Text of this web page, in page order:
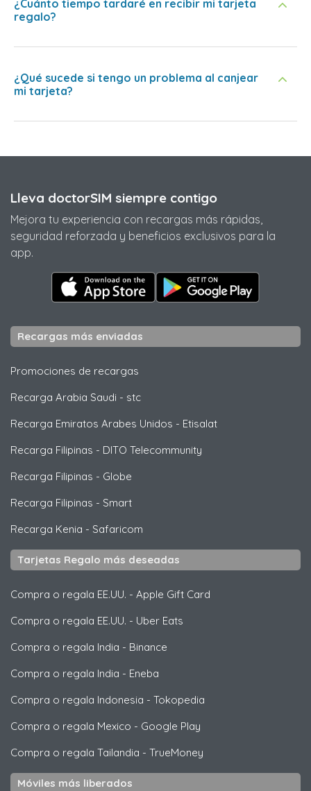
¿Cuánto tiempo tardaré en recibir mi tarjeta
regalo?
¿Qué sucede si tengo un problema al canjear
mi tarjeta?
Lleva doctorSIM siempre contigo
Mejora tu experiencia con recargas más rápidas,
seguridad reforzada y beneficios exclusivos para la
app.
Recargas más enviadas
Promociones de recargas
Recarga Arabia Saudi - stc
Recarga Emiratos Arabes Unidos - Etisalat
Recarga Filipinas - DITO Telecommunity
Recarga Filipinas - Globe
Recarga Filipinas - Smart
Recarga Kenia - Safaricom
Tarjetas Regalo más deseadas
Compra o regala EE.UU. - Apple Gift Card
Compra o regala EE.UU. - Uber Eats
Compra o regala India - Binance
Compra o regala India - Eneba
Compra o regala Indonesia - Tokopedia
Compra o regala Mexico - Google Play
Compra o regala Tailandia - TrueMoney
Móviles más liberados